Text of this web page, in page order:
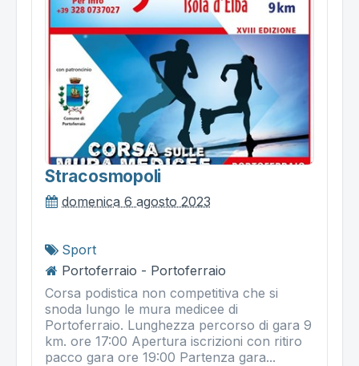
Stracosmopoli
domenica 6 agosto 2023
Sport
Portoferraio - Portoferraio
Corsa podistica non competitiva che si
snoda lungo le mura medicee di
Portoferraio. Lunghezza percorso di gara 9
km. ore 17:00 Apertura iscrizioni con ritiro
pacco gara ore 19:00 Partenza gara...